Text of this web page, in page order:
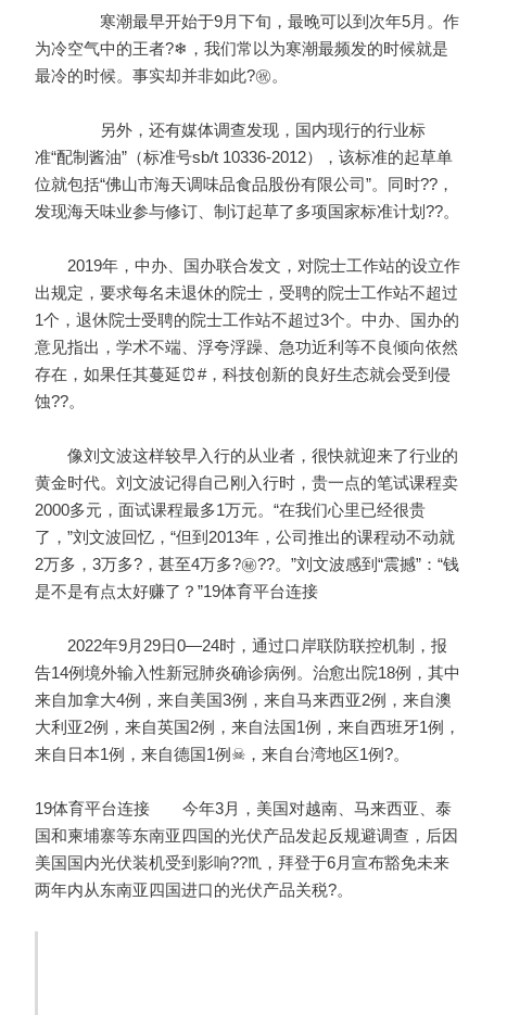
寒潮最早开始于9月下旬，最晚可以到次年5月。作
为冷空气中的王者?❄，我们常以为寒潮最频发的时候就是
最冷的时候。事实却并非如此?㊗。
另外，还有媒体调查发现，国内现行的行业标
准“配制酱油”（标准号sb/t 10336-2012），该标准的起草单
位就包括“佛山市海天调味品食品股份有限公司”。同时??，
发现海天味业参与修订、制订起草了多项国家标准计划??。
2019年，中办、国办联合发文，对院士工作站的设立作
出规定，要求每名未退休的院士，受聘的院士工作站不超过
1个，退休院士受聘的院士工作站不超过3个。中办、国办的
意见指出，学术不端、浮夸浮躁、急功近利等不良倾向依然
存在，如果任其蔓延⏰#，科技创新的良好生态就会受到侵
蚀??。
像刘文波这样较早入行的从业者，很快就迎来了行业的
黄金时代。刘文波记得自己刚入行时，贵一点的笔试课程卖
2000多元，面试课程最多1万元。“在我们心里已经很贵
了，”刘文波回忆，“但到2013年，公司推出的课程动不动就
2万多，3万多?，甚至4万多?㊙??。”刘文波感到“震撼”：“钱
是不是有点太好赚了？”19体育平台连接
2022年9月29日0—24时，通过口岸联防联控机制，报
告14例境外输入性新冠肺炎确诊病例。治愈出院18例，其中
来自加拿大4例，来自美国3例，来自马来西亚2例，来自澳
大利亚2例，来自英国2例，来自法国1例，来自西班牙1例，
来自日本1例，来自德国1例☠，来自台湾地区1例?。
19体育平台连接 今年3月，美国对越南、马来西亚、泰
国和柬埔寨等东南亚四国的光伏产品发起反规避调查，后因
美国国内光伏装机受到影响??♏，拜登于6月宣布豁免未来
两年内从东南亚四国进口的光伏产品关税?。